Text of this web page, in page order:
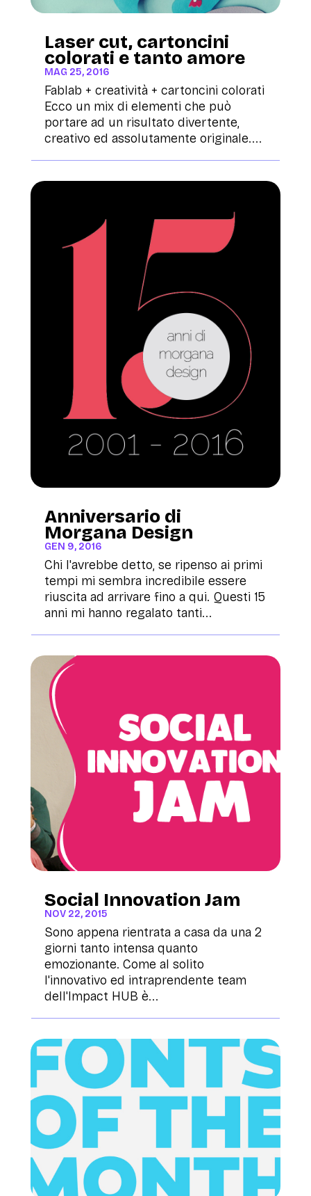
Laser cut, cartoncini
colorati e tanto amore
MAG 25, 2016
Fablab + creatività + cartoncini colorati
Ecco un mix di elementi che può
portare ad un risultato divertente,
creativo ed assolutamente originale....
Anniversario di
Morgana Design
GEN 9, 2016
Chi l'avrebbe detto, se ripenso ai primi
tempi mi sembra incredibile essere
riuscita ad arrivare fino a qui. Questi 15
anni mi hanno regalato tanti...
Social Innovation Jam
NOV 22, 2015
Sono appena rientrata a casa da una 2
giorni tanto intensa quanto
emozionante. Come al solito
l'innovativo ed intraprendente team
dell'Impact HUB è...